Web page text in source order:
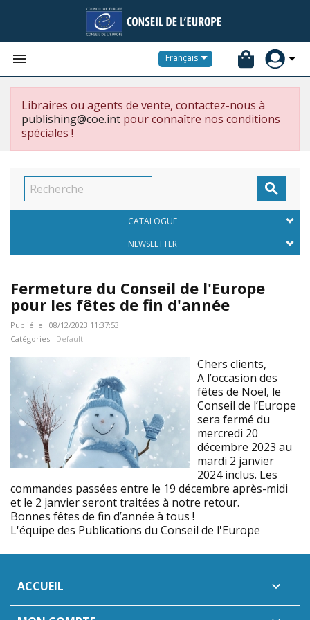
 Français
Libraires ou agents de vente, contactez-nous à
publishing@coe.int pour connaître nos conditions
spéciales !

CATALOGUE
NEWSLETTER
Fermeture du Conseil de l'Europe
pour les fêtes de fin d'année
Publié le : 08/12/2023 11:37:53
Catégories : Default
Chers clients,
A l’occasion des
fêtes de Noël, le
Conseil de l’Europe
sera fermé du
mercredi 20
décembre 2023 au
mardi 2 janvier
2024 inclus. Les
commandes passées entre le 19 décembre après-midi
et le 2 janvier seront traitées à notre retour.
Bonnes fêtes de fin d’année à tous !
L'équipe des Publications du Conseil de l'Europe
ACCUEIL 